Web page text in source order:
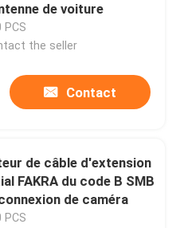
de voiture
PCS
the seller
Contact
de câble d'extension
FAKRA du code B SMB
de caméra
PCS